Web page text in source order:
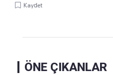
Kaydet
ÖNE ÇIKANLAR